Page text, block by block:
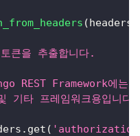
(headers
큰을 추출합니다.
REST Framework에는 내
타 프레임워크용입니다.
. get (